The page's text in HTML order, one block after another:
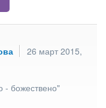
26 март 2015,
- божествено"